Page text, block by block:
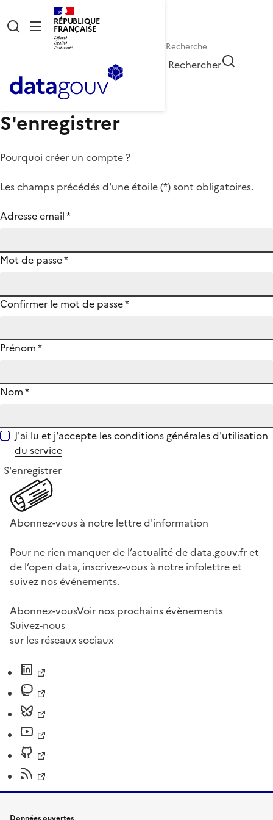
RÉPUBLIQUE
FRANÇAISE
Rechercher
S'enregistrer
Pourquoi créer un compte ?
Les champs précédés d'une étoile (*) sont obligatoires.
Adresse email*
Mot de passe*
Confirmer le mot de passe*
Prénom*
Nom*
J'ai lu et j'accepte les conditions générales d'utilisation
du service
S'enregistrer
Abonnez-vous à notre lettre d'information
Pour ne rien manquer de l’actualité de data.gouv.fr et
de l’open data, inscrivez-vous à notre infolettre et
suivez nos événements.
Abonnez-vousVoir nos prochains évènements
Suivez-nous
sur les réseaux sociaux